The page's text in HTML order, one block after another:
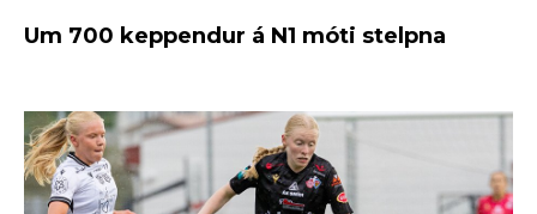
Um 700 keppendur á N1 móti stelpna